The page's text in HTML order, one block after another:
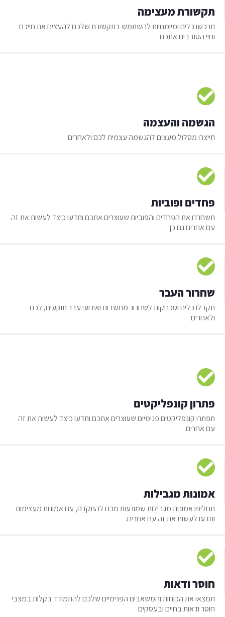
תקשורת מעצימה
תרכשו כלים ומיומנויות להשתמש בתקשורת שלכם להעצים את חייכם
וחיי הסובבים אתכם
הגשמה והעצמה
תייצרו מסלול מעצים להגשמה עצמית לכם ולאחרים
פחדים ופוביות
תשחררו את הפחדים והפוביות שעוצרים אתכם ותדעו כיצד לעשות את זה
עם אחרים גם כן
שחרור העבר
תקבלו כלים וטכניקות לשחרור מחשבות ואירועי עבר תוקעים, לכם
ולאחרים
פתרון קונפליקטים
תפתרו קונפליקטים פנימיים שעוצרים אתכם ותדעו כיצד לעשות את זה
עם אחרים.
אמונות מגבילות
תחליפו אמונות מגבילות שמונעות מכם להתקדם, עם אמונות מעצימות
ותדעו לעשות את זה עם אחרים.
חוסר ודאות
תמצאו את הכוחות והמשאבים הפנימיים שלכם להתמודד בקלות במצבי
חוסר ודאות בחיים ובעסקים